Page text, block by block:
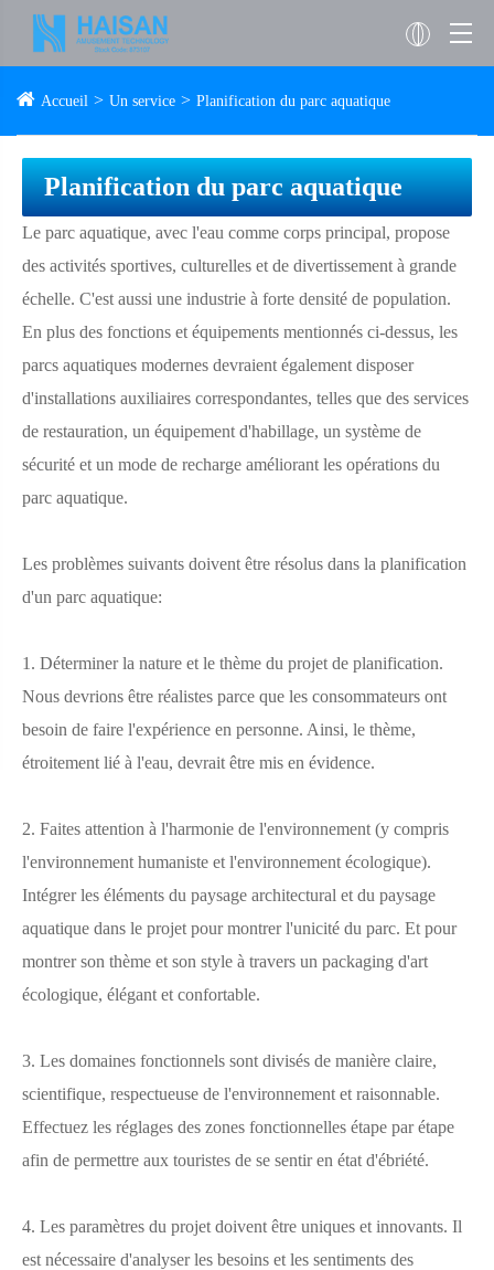
Accueil Un service Planification du parc aquatique
Planification du parc aquatique
Le parc aquatique, avec l'eau comme corps principal, propose
des activités sportives, culturelles et de divertissement à grande
échelle. C'est aussi une industrie à forte densité de population.
En plus des fonctions et équipements mentionnés ci-dessus, les
parcs aquatiques modernes devraient également disposer
d'installations auxiliaires correspondantes, telles que des services
de restauration, un équipement d'habillage, un système de
sécurité et un mode de recharge améliorant les opérations du
parc aquatique.
Les problèmes suivants doivent être résolus dans la planification
d'un parc aquatique:
1. Déterminer la nature et le thème du projet de planification.
Nous devrions être réalistes parce que les consommateurs ont
besoin de faire l'expérience en personne. Ainsi, le thème,
étroitement lié à l'eau, devrait être mis en évidence.
2. Faites attention à l'harmonie de l'environnement (y compris
l'environnement humaniste et l'environnement écologique).
Intégrer les éléments du paysage architectural et du paysage
aquatique dans le projet pour montrer l'unicité du parc. Et pour
montrer son thème et son style à travers un packaging d'art
écologique, élégant et confortable.
3. Les domaines fonctionnels sont divisés de manière claire,
scientifique, respectueuse de l'environnement et raisonnable.
Effectuez les réglages des zones fonctionnelles étape par étape
afin de permettre aux touristes de se sentir en état d'ébriété.
4. Les paramètres du projet doivent être uniques et innovants. Il
est nécessaire d'analyser les besoins et les sentiments des